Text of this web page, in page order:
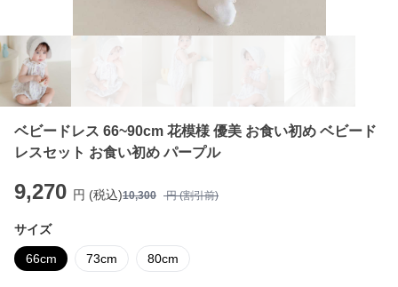
ベビードレス 66~90cm 花模様 優美 お食い初め ベビード
レスセット お食い初め パープル
9,270 円 (税込)10,300 円 (割引前)
サイズ
66cm 73cm 80cm